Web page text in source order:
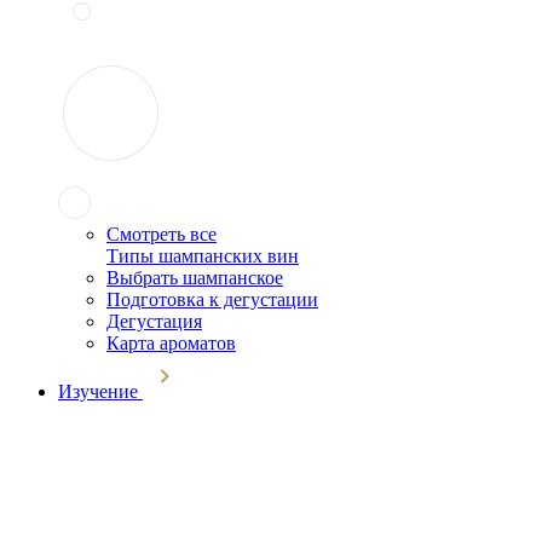
Смотреть все
Типы шампанских вин
Выбрать шампанское
Подготовка к дегустации
Дегустация
Карта ароматов
Изучение